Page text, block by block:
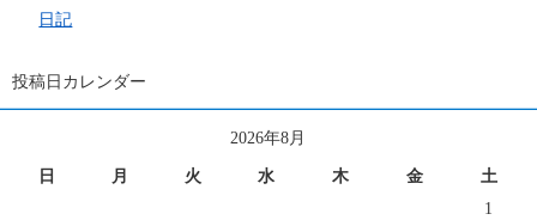
日記
投稿日カレンダー
2026年8月
日 月 火 水 木 金
土
1